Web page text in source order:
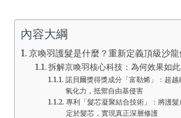
內容大綱
京喚羽護髮是什麼？重新定義頂級沙
拆解京喚羽核心科技：為何效果如
諾貝爾獎得獎成分「富勒烯」：超越
氧化力，抵禦自由基侵害
專利「髮芯凝聚結合技術」：將護
定於髮芯，實現真正深層修護